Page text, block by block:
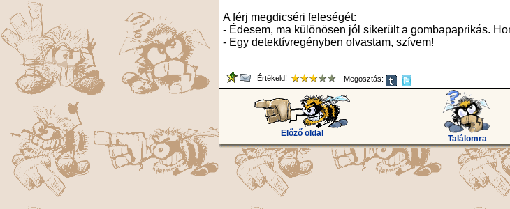
A férj megdicséri feleségét:
- Édesem, ma különösen jól sikerült a gombapaprikás.
- Egy detektívregényben olvastam, szívem!
Értékeld! Megosztás:
Előző oldal
Találomra